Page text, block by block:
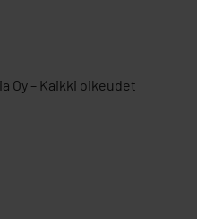
Oy – Kaikki oikeudet